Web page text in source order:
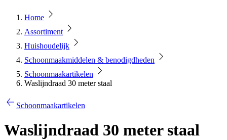
Home
Assortiment
Huishoudelijk
Schoonmaakmiddelen & benodigdheden
Schoonmaakartikelen
Waslijndraad 30 meter staal
Schoonmaakartikelen
Waslijndraad 30 meter staal